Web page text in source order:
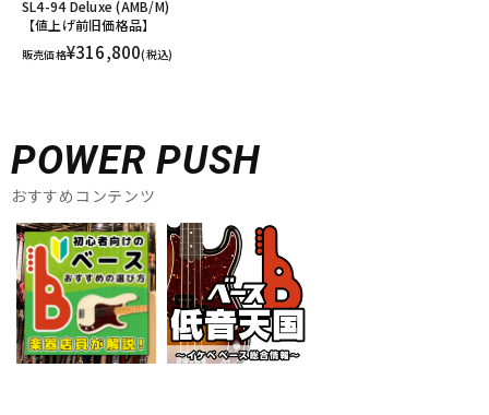
SL4-94 Deluxe (AMB/M)
【値上げ前旧価格品】
販売価格¥316,800(税込)
POWER PUSH
おすすめコンテンツ